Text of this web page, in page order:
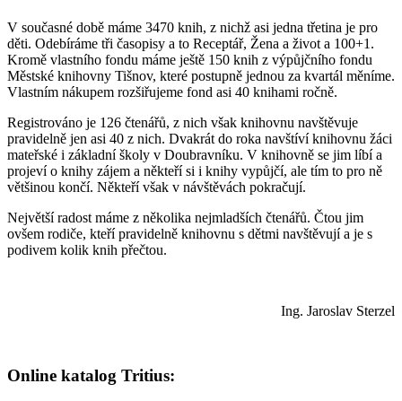
V současné době máme 3470 knih, z nichž asi jedna třetina je pro
děti. Odebíráme tři časopisy a to Receptář, Žena a život a 100+1.
Kromě vlastního fondu máme ještě 150 knih z výpůjčního fondu
Městské knihovny Tišnov, které postupně jednou za kvartál měníme.
Vlastním nákupem rozšiřujeme fond asi 40 knihami ročně.
Registrováno je 126 čtenářů, z nich však knihovnu navštěvuje
pravidelně jen asi 40 z nich. Dvakrát do roka navštíví knihovnu žáci
mateřské i základní školy v Doubravníku. V knihovně se jim líbí a
projeví o knihy zájem a někteří si i knihy vypůjčí, ale tím to pro ně
většinou končí. Někteří však v návštěvách pokračují.
Největší radost máme z několika nejmladších čtenářů. Čtou jim
ovšem rodiče, kteří pravidelně knihovnu s dětmi navštěvují a je s
podivem kolik knih přečtou.
Ing. Jaroslav Sterzel
Online katalog Tritius: